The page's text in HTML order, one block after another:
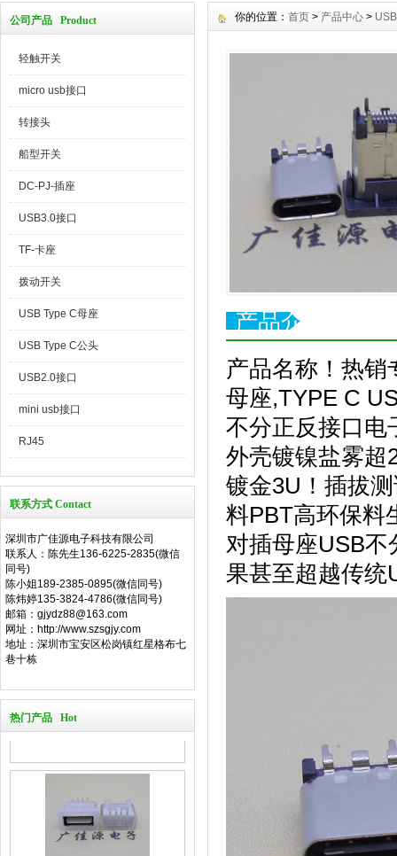
公司产品 Product
轻触开关
micro usb接口
转接头
船型开关
DC-PJ-插座
USB3.0接口
TF-卡座
拨动开关
USB Type C母座
USB Type C公头
USB2.0接口
mini usb接口
RJ45
联系方式 Contact
深圳市广佳源电子科技有限公司
联系人：陈先生136-6225-2835(微信
同号)
陈小姐189-2385-0895(微信同号)
陈炜婷135-3824-4786(微信同号)
邮箱：gjydz88@163.com
网址：http://www.szsgjy.com
地址：深圳市宝安区松岗镇红星格布七
巷十栋
热门产品 Hot
usb防水连接器 USB立插10.
你的位置： 首页 > 产品中心 >
产品介绍
产品名称！热销
母座,TYPE C
不分正反接口电
外壳镀镍盐雾超
镀金3U！插拔
料PBT高环保料
对插母座USB不
果甚至超越传统